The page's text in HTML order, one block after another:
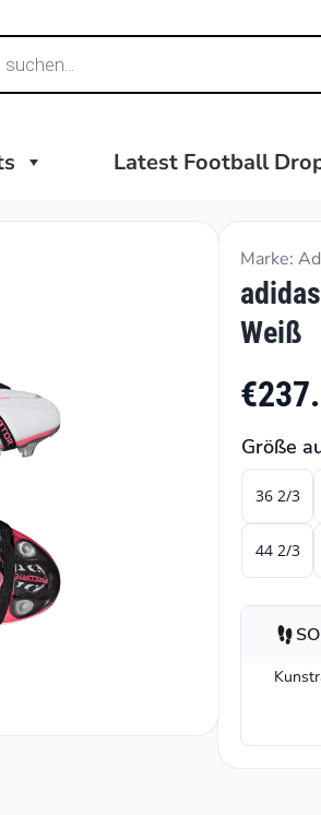
Latest Football
Marke:
Weiß
Größe
36 2/3
44 2/3